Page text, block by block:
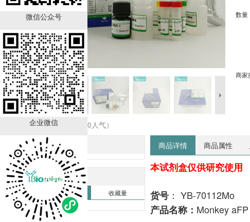
微信公众号
企业微信收藏商品（0人气）
数量
商家
商品精选
热销排行榜
销售量 收藏量
商品详情 商品属性
本试剂盒仅供研究使用
货号 ： YB-70112Mo
产品名称： Monkey